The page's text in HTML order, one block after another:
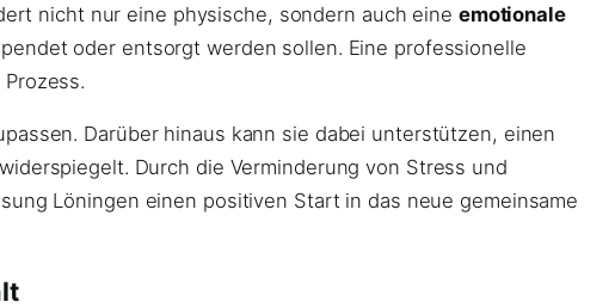
nicht nur eine physische, sondern auch eine emotionale
oder entsorgt werden sollen. Eine professionelle
Darüber hinaus kann sie dabei unterstützen, einen
Durch die Verminderung von Stress und
Löningen einen positiven Start in das neue gemeinsame